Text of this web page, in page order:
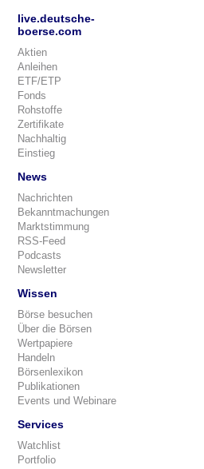
live.deutsche-
boerse.com
Aktien
Anleihen
ETF/ETP
Fonds
Rohstoffe
Zertifikate
Nachhaltig
Einstieg
News
Nachrichten
Bekanntmachungen
Marktstimmung
RSS-Feed
Podcasts
Newsletter
Wissen
Börse besuchen
Über die Börsen
Wertpapiere
Handeln
Börsenlexikon
Publikationen
Events und Webinare
Services
Watchlist
Portfolio